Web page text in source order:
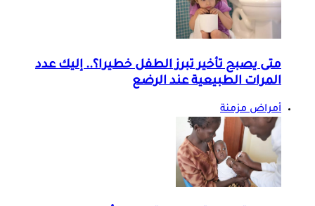
متى يصبح تأخير تبرز الطفل خطيرا؟.. إليك عدد
المرات الطبيعية عند الرضع
أمراض مزمنة